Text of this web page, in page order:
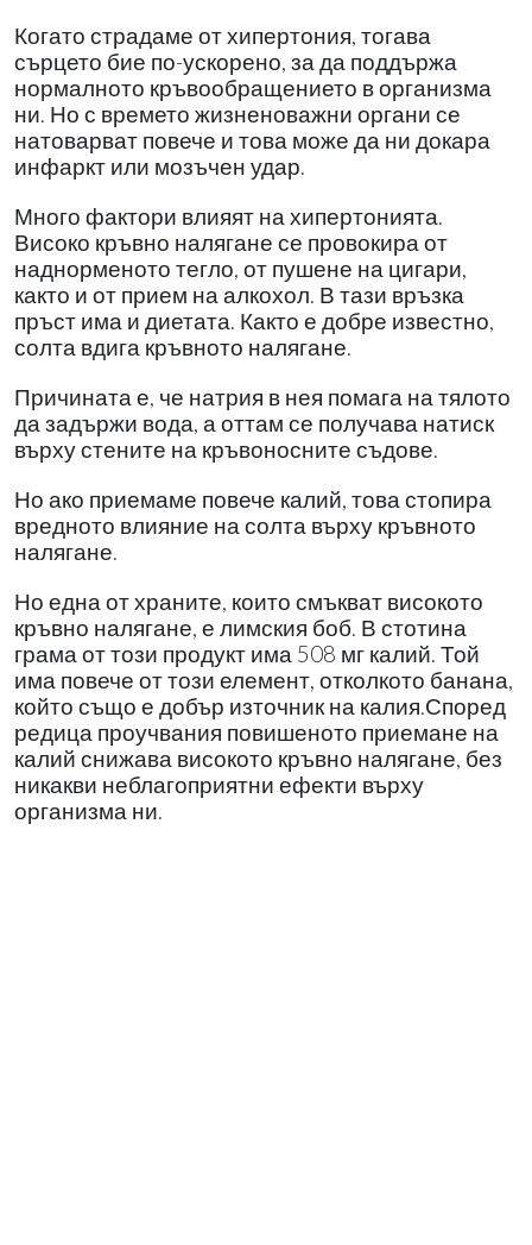
Когато страдаме от хипертония, тогава
сърцето бие по-ускорено, за да поддържа
нормалното кръвообращението в организма
ни. Но с времето жизненоважни органи се
натоварват повече и това може да ни докара
инфаркт или мозъчен удар.
Много фактори влияят на хипертонията.
Високо кръвно налягане се провокира от
наднорменото тегло, от пушене на цигари,
както и от прием на алкохол. В тази връзка
пръст има и диетата. Както е добре известно,
солта вдига кръвното налягане.
Причината е, че натрия в нея помага на тялото
да задържи вода, а оттам се получава натиск
върху стените на кръвоносните съдове.
Но ако приемаме повече калий, това стопира
вредното влияние на солта върху кръвното
налягане.
Но една от храните, които смъкват високото
кръвно налягане, е лимския боб. В стотина
грама от този продукт има 508 мг калий. Той
има повече от този елемент, отколкото банана,
който също е добър източник на калия.Според
редица проучвания повишеното приемане на
калий снижава високото кръвно налягане, без
никакви неблагоприятни ефекти върху
организма ни.